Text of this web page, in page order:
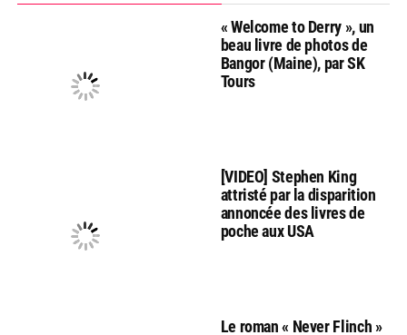
« Welcome to Derry », un
beau livre de photos de
Bangor (Maine), par SK
Tours
[VIDEO] Stephen King
attristé par la disparition
annoncée des livres de
poche aux USA
Le roman « Never Flinch »